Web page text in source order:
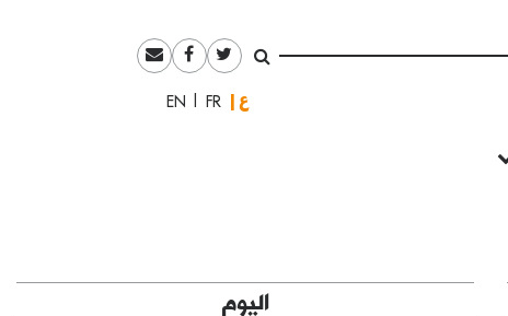
العربيةFrançais
English
اليوم